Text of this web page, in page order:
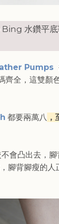
水鑽平
Pumps
齊全，這雙顏
都要兩萬八
會凸出去，腳
腳背腳瘦的人